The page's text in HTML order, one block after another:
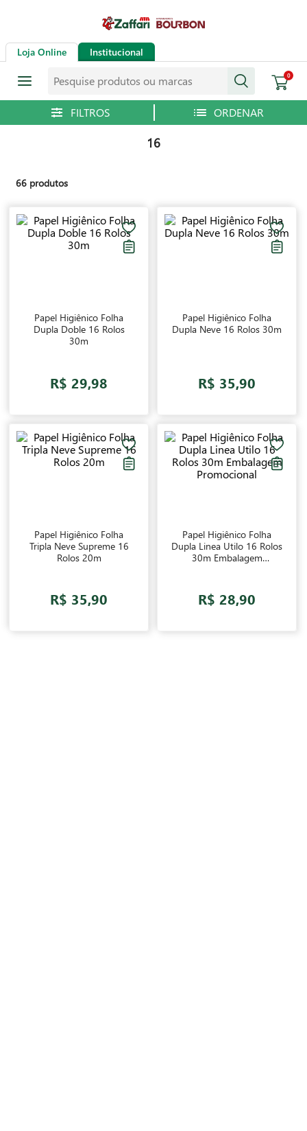
Loja Online Institucional
0
16
66 produtos
Papel Higiênico Folha
Dupla Doble 16 Rolos
30m
R$ 29,98
Papel Higiênico Folha
Dupla Neve 16 Rolos 30m
R$ 35,90
Papel Higiênico Folha
Tripla Neve Supreme 16
Rolos 20m
R$ 35,90
Papel Higiênico Folha
Dupla Linea Utilo 16 Rolos
30m Embalagem
R$ 28,90